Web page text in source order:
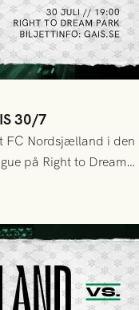
30/7
FC Nordsjælland i den
på Right to Dream
har tagit ut följande